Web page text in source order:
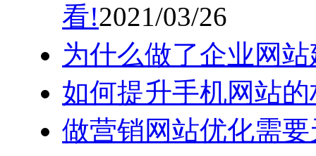
看!2021/03/26
为什么做了企业网
如何提升手机网站的
做营销网站优化需